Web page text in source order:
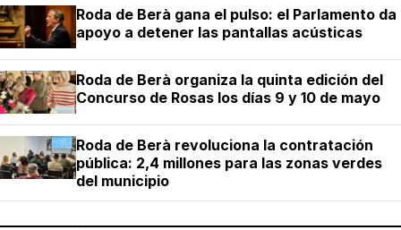
Roda de Berà gana el pulso: el Parlamento da
apoyo a detener las pantallas acústicas
Roda de Berà organiza la quinta edición del
Concurso de Rosas los días 9 y 10 de mayo
Roda de Berà revoluciona la contratación
pública: 2,4 millones para las zonas verdes
del municipio